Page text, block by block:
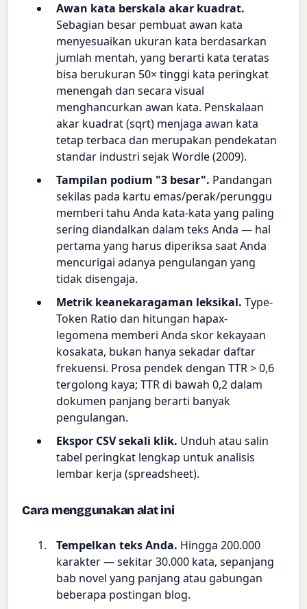
Awan kata berskala akar kuadrat.
Sebagian besar pembuat awan kata
menyesuaikan ukuran kata berdasarkan
jumlah mentah, yang berarti kata teratas
bisa berukuran 50× tinggi kata peringkat
menengah dan secara visual
menghancurkan awan kata. Penskalaan
akar kuadrat (sqrt) menjaga awan kata
tetap terbaca dan merupakan pendekatan
standar industri sejak Wordle (2009).
Tampilan podium "3 besar". Pandangan
sekilas pada kartu emas/perak/perunggu
memberi tahu Anda kata-kata yang paling
sering diandalkan dalam teks Anda — hal
pertama yang harus diperiksa saat Anda
mencurigai adanya pengulangan yang
tidak disengaja.
Metrik keanekaragaman leksikal. Type-
Token Ratio dan hitungan hapax-
legomena memberi Anda skor kekayaan
kosakata, bukan hanya sekadar daftar
frekuensi. Prosa pendek dengan TTR > 0,6
tergolong kaya; TTR di bawah 0,2 dalam
dokumen panjang berarti banyak
pengulangan.
Ekspor CSV sekali klik. Unduh atau salin
tabel peringkat lengkap untuk analisis
lembar kerja (spreadsheet).
Cara menggunakan alat ini
Tempelkan teks Anda. Hingga 200.000
karakter — sekitar 30.000 kata, sepanjang
bab novel yang panjang atau gabungan
beberapa postingan blog.